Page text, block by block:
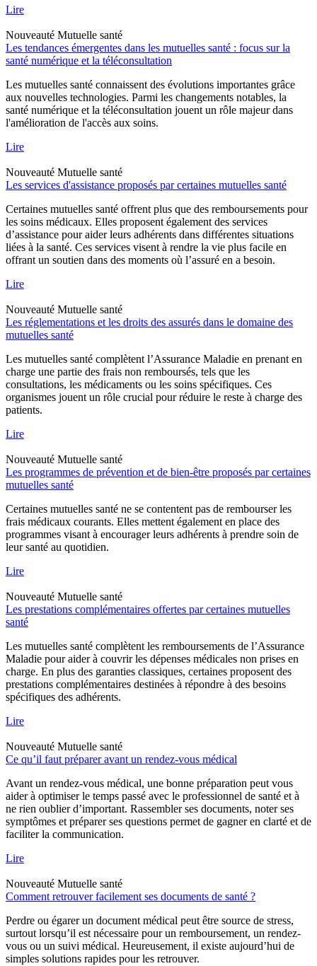
Lire
Nouveauté Mutuelle santé
Les tendances émergentes dans les mutuelles santé : focus sur la
santé numérique et la téléconsultation
Les mutuelles santé connaissent des évolutions importantes grâce
aux nouvelles technologies. Parmi les changements notables, la
santé numérique et la téléconsultation jouent un rôle majeur dans
l'amélioration de l'accès aux soins.
Lire
Nouveauté Mutuelle santé
Les services d'assistance proposés par certaines mutuelles santé
Certaines mutuelles santé offrent plus que des remboursements pour
les soins médicaux. Elles proposent également des services
d’assistance pour aider leurs adhérents dans différentes situations
liées à la santé. Ces services visent à rendre la vie plus facile en
offrant un soutien dans des moments où l’assuré en a besoin.
Lire
Nouveauté Mutuelle santé
Les réglementations et les droits des assurés dans le domaine des
mutuelles santé
Les mutuelles santé complètent l’Assurance Maladie en prenant en
charge une partie des frais non remboursés, tels que les
consultations, les médicaments ou les soins spécifiques. Ces
organismes jouent un rôle crucial pour réduire le reste à charge des
patients.
Lire
Nouveauté Mutuelle santé
Les programmes de prévention et de bien-être proposés par certaines
mutuelles santé
Certaines mutuelles santé ne se contentent pas de rembourser les
frais médicaux courants. Elles mettent également en place des
programmes visant à encourager leurs adhérents à prendre soin de
leur santé au quotidien.
Lire
Nouveauté Mutuelle santé
Les prestations complémentaires offertes par certaines mutuelles
santé
Les mutuelles santé complètent les remboursements de l’Assurance
Maladie pour aider à couvrir les dépenses médicales non prises en
charge. En plus des garanties classiques, certaines proposent des
prestations complémentaires destinées à répondre à des besoins
spécifiques des adhérents.
Lire
Nouveauté Mutuelle santé
Ce qu’il faut préparer avant un rendez-vous médical
Avant un rendez-vous médical, une bonne préparation peut vous
aider à optimiser le temps passé avec le professionnel de santé et à
ne rien oublier d’important. Rassembler ses documents, noter ses
symptômes et préparer ses questions permet de gagner en clarté et de
faciliter la communication.
Lire
Nouveauté Mutuelle santé
Comment retrouver facilement ses documents de santé ?
Perdre ou égarer un document médical peut être source de stress,
surtout lorsqu’il est nécessaire pour un remboursement, un rendez-
vous ou un suivi médical. Heureusement, il existe aujourd’hui de
simples solutions rapides pour les retrouver.